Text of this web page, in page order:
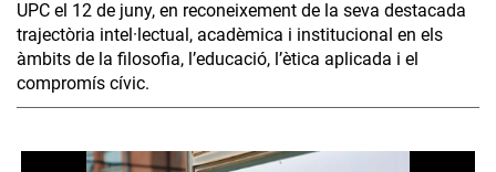
UPC el 12 de juny, en reconeixement de la seva destacada
trajectòria intel·lectual, acadèmica i institucional en els
àmbits de la filosofia, l’educació, l’ètica aplicada i el
compromís cívic.